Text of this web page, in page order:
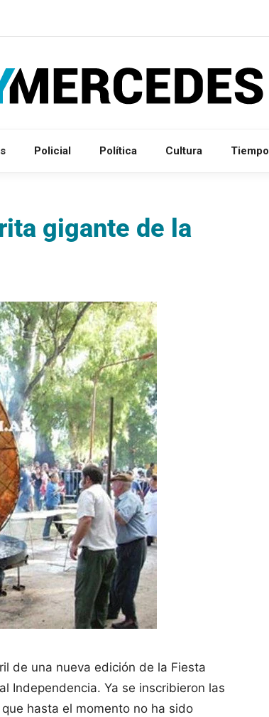
Policial Política Cultura Tiempo
gigante de la
de una nueva edición de la Fiesta
Independencia. Ya se inscribieron las
hasta el momento no ha sido